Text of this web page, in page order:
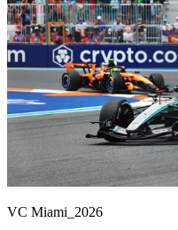
VC Miami_2026